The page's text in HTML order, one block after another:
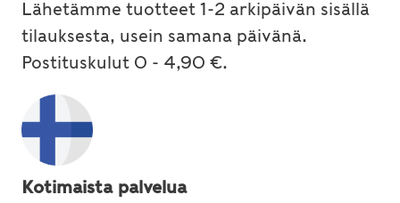
Lähetämme tuotteet 1-2 arkipäivän sisällä
tilauksesta, usein samana päivänä.
Postituskulut 0 - 4,90 €.
Kotimaista palvelua